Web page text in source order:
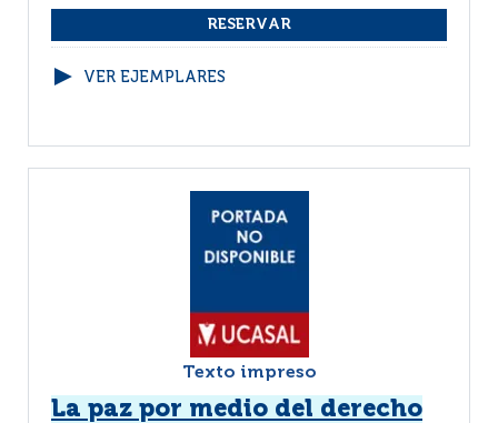
VER EJEMPLARES
Texto impreso
La paz por medio del derecho